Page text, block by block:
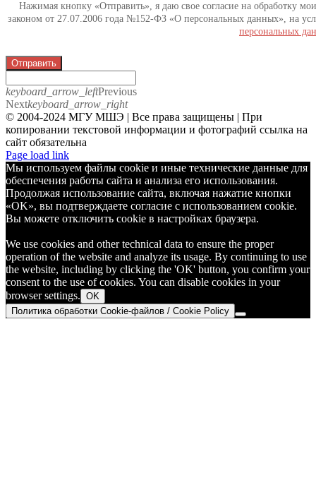
Нажимая кнопку «Отправить», я даю свое согласие на обработку
законом от 27.07.2006 года №152-ФЗ «О персональных данных», на
персональных
Отправить
keyboard_arrow_leftPrevious
Nextkeyboard_arrow_right
© 2004-2024 МГУ МШЭ | Все права защищены | При
копировании текстовой информации и фотографий ссылка на
сайт обязательна
Telegram
Page load link
Мы используем файлы cookie и иные технические данные для
обеспечения работы сайта и анализа его использования.
Продолжая использование сайта, включая нажатие кнопки
«OK», вы подтверждаете согласие с использованием cookie.
Вы можете отключить cookie в настройках браузера.
We use cookies and other technical data to ensure the proper
operation of the website and analyze its usage. By continuing to use
the website, including by clicking the 'OK' button, you confirm your
consent to the use of cookies. You can disable cookies in your
browser settings. OK
Политика обработки Cookie-файлов / Cookie Policy